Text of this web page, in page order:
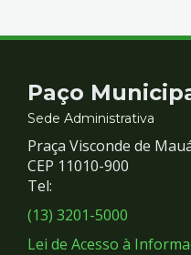
Contato
e
Redes
Sociais
Paço
Sede Administrativa
Praça Visconde de
CEP 11010-900
Tel:
(13) 3201-5000
Lei de Acesso à